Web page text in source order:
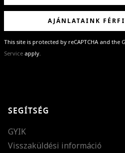
AJÁNLATAINK
This site is protected by reCAPTCHA and the
Service apply.
különleges ajánlatainkat
SEGÍTSÉG
GYIK
Visszaküldési információ